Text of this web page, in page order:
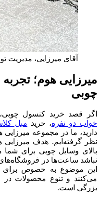
آقای میرزایی، مدیریت
میرزایی هوم؛
چوبی
اگر قصد خرید کنسول چوبی،
خواب دو نفره، خرید مبل
دارید، ما در مجموعه
نظر گرفته‌ایم. هدف
بالای وسایل چوبی برای
نباشد ساعت‌ها در
این موضوع به خصوص برای
می‌کنند و تنوع محصولات
بزرگی است.